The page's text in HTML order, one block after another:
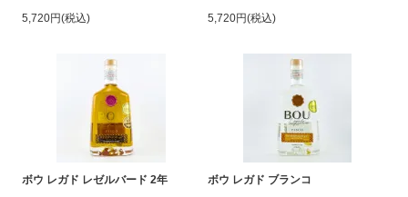
5,720円(税込) 5,720円(税込)
ボウ レガド レゼルバード 2年 ボウ レガド ブランコ